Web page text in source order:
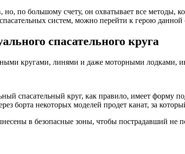
но, по большому счету, он охватывает все
систем, можно перейти к герою
спасательного круга
кругами, линями и даже моторными лодками,
спасательный круг, как правило, имеет форму
борта некоторых моделей продет канат, за
в безопасные зоны, чтобы пострадавший не